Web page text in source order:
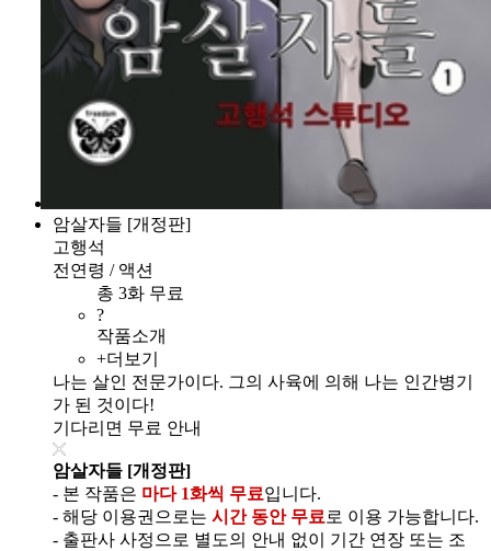
암살자들 [개정판]
고행석
전연령 / 액션
총 3화 무료
?
작품소개
+더보기
나는 살인 전문가이다. 그의 사육에 의해 나는 인간병기
가 된 것이다!
기다리면 무료 안내
암살자들 [개정판]
- 본 작품은 마다 1화씩 무료입니다.
- 해당 이용권으로는 시간 동안 무료 로 이용 가능합니다.
- 출판사 사정으로 별도의 안내 없이 기간 연장 또는 조